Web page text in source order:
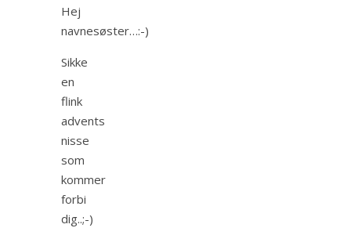
Hej
navnesøster…:-)
Sikke
en
flink
advents
nisse
som
kommer
forbi
dig..;-)